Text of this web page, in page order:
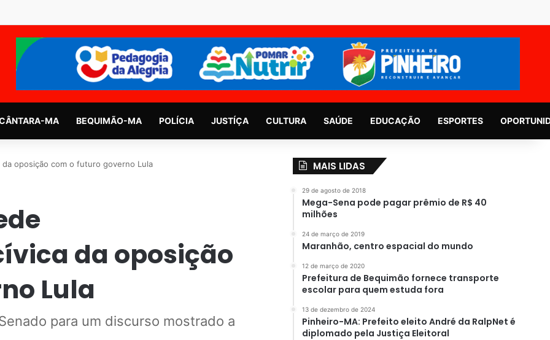
MA BEQUIMÃO-MA POLÍCIA JUSTÍÇA CULTURA SAÚDE EDUCAÇÃO ESPORTES
oposição com o futuro governo Lula
da oposição
Lula
para um discurso mostrado a
MAIS LIDAS
29 de agosto de 2018
Mega-Sena pode pagar prêmio de R$ 40
milhões
24 de março de 2019
Maranhão, centro espacial do mundo
12 de março de 2020
Prefeitura de Bequimão fornece transporte
escolar para quem estuda fora
13 de dezembro de 2024
Pinheiro-MA: Prefeito eleito André da RalpNet é
diplomado pela Justiça Eleitoral